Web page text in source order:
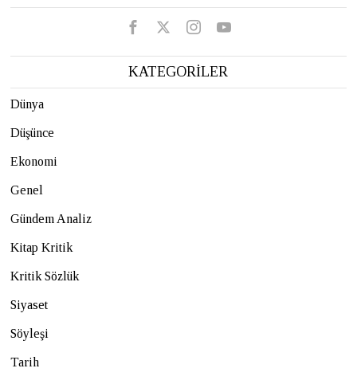
KATEGORİLER
Dünya
Düşünce
Ekonomi
Genel
Gündem Analiz
Kitap Kritik
Kritik Sözlük
Siyaset
Söyleşi
Tarih